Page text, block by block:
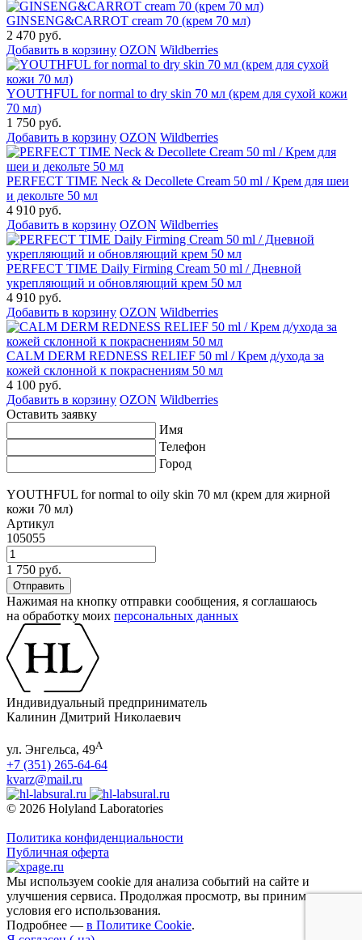
GINSENG&CARROT cream 70 (крем 70 мл)
2 470 руб.
Добавить в корзину OZON Wildberries
YOUTHFUL for normal to dry skin 70 мл (крем для сухой кожи
70 мл)
1 750 руб.
Добавить в корзину OZON Wildberries
PERFECT TIME Neck & Decollete Cream 50 ml / Крем для шеи
и декольте 50 мл
4 910 руб.
Добавить в корзину OZON Wildberries
PERFECT TIME Daily Firming Cream 50 ml / Дневной
укрепляющий и обновляющий крем 50 мл
4 910 руб.
Добавить в корзину OZON Wildberries
CALM DERM REDNESS RELIEF 50 ml / Крем д/ухода за
кожей склонной к покраснениям 50 мл
4 100 руб.
Добавить в корзину OZON Wildberries
Оставить заявку
Имя
Телефон
Город
YOUTHFUL for normal to oily skin 70 мл (крем для жирной
кожи 70 мл)
Артикул
105055
1 750 руб.
Нажимая на кнопку отправки сообщения, я соглашаюсь
на обработку моих персональных данных
Индивидуальный предприниматель
Калинин Дмитрий Николаевич
ул. Энгельса, 49А
+7 (351) 265-64-64
kvarz@mail.ru
© 2026 Holyland Laboratories
Политика конфиденциальности
Публичная оферта
Мы используем cookie для анализа событий на сайте и
улучшения сервиса. Продолжая просмотр, вы принимаете
условия его использования.
Подробнее — в Политике Cookie.